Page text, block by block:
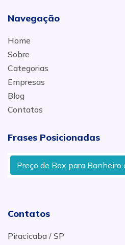
Navegação
Home
Sobre
Categorias
Empresas
Blog
Contatos
Frases Posicionadas
Preço de Box para Banheiro
Contatos
Piracicaba / SP